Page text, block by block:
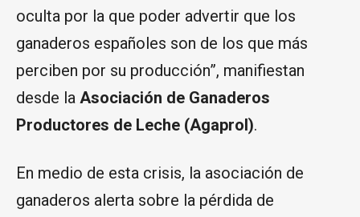
oculta por la que poder advertir que los
ganaderos españoles son de los que más
perciben por su producción”, manifiestan
desde la Asociación de Ganaderos
Productores de Leche (Agaprol).
En medio de esta crisis, la asociación de
ganaderos alerta sobre la pérdida de